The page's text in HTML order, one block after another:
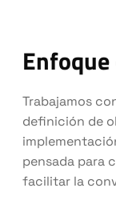
Trabajamos
definición de
pensada para
facilitar la